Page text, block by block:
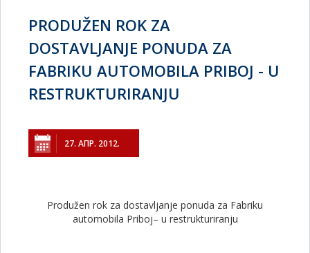
PRODUŽEN ROK ZA
DOSTAVLJANJE PONUDA ZA
FABRIKU AUTOMOBILA PRIBOJ - U
RESTRUKTURIRANJU
27. АПР. 2012.
Produžen rok za dostavljanje ponuda za Fabriku
automobila Priboj– u restrukturiranju